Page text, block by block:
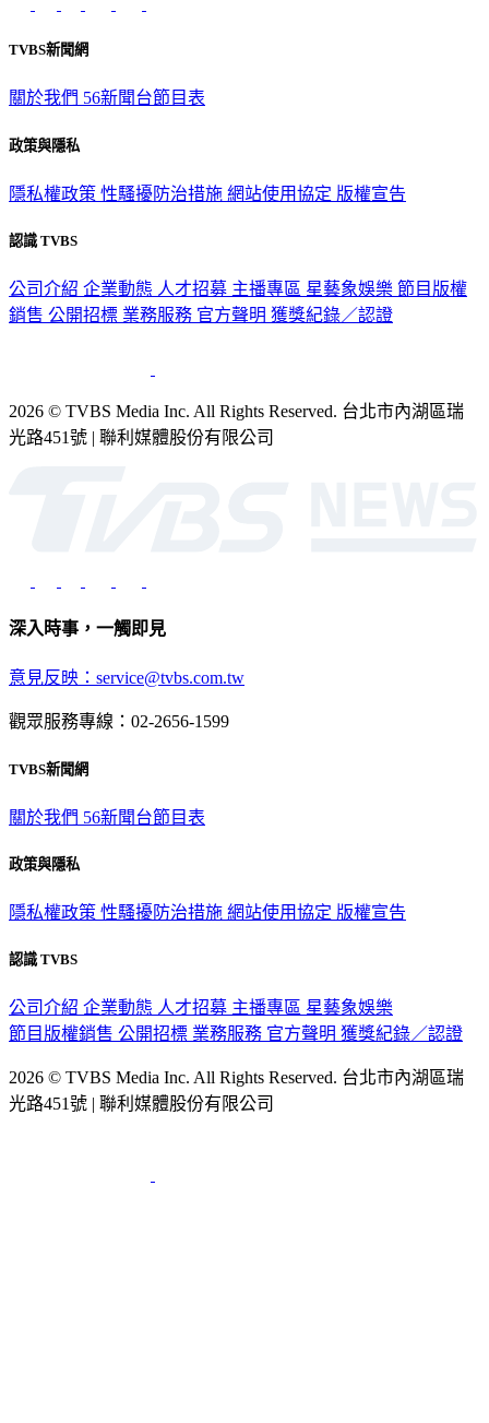
TVBS新聞網
關於我們 56新聞台節目表
政策與隱私
隱私權政策 性騷擾防治措施 網站使用協定 版權宣告
認識 TVBS
公司介紹 企業動態 人才招募 主播專區 星藝象娛樂 節目版權
銷售 公開招標 業務服務 官方聲明 獲獎紀錄／認證
2026 © TVBS Media Inc. All Rights Reserved. 台北市內湖區瑞
光路451號 | 聯利媒體股份有限公司
深入時事，一觸即見
意見反映：service@tvbs.com.tw
觀眾服務專線：02-2656-1599
TVBS新聞網
關於我們 56新聞台節目表
政策與隱私
隱私權政策 性騷擾防治措施 網站使用協定 版權宣告
認識 TVBS
公司介紹 企業動態 人才招募 主播專區 星藝象娛樂
節目版權銷售 公開招標 業務服務 官方聲明 獲獎紀錄／認證
2026 © TVBS Media Inc. All Rights Reserved. 台北市內湖區瑞
光路451號 | 聯利媒體股份有限公司